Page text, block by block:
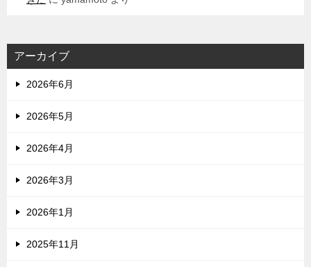
アーカイブ
2026年6月
2026年5月
2026年4月
2026年3月
2026年1月
2025年11月